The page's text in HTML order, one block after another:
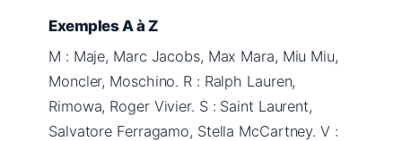
Exemples A à Z
M : Maje, Marc Jacobs, Max Mara, Miu Miu,
Moncler, Moschino. R : Ralph Lauren,
Rimowa, Roger Vivier. S : Saint Laurent,
Salvatore Ferragamo, Stella McCartney. V :